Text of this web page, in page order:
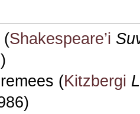
(Shakespeare’i
(Kitzbergi